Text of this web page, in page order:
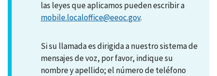
las leyes que aplicamos pueden escribir a
mobile.localoffice@eeoc.gov.
Si su llamada es dirigida a nuestro sistema de
mensajes de voz, por favor, indique su
nombre y apellido; el número de teléfono